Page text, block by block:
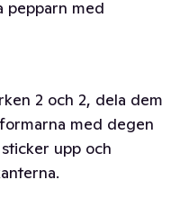
pepparn med
2 och 2, dela dem
med degen
upp och